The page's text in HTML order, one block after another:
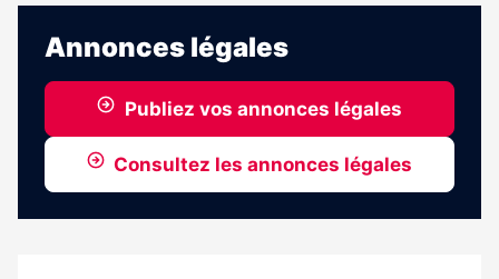
Annonces légales
Publiez vos annonces légales
Consultez les annonces légales